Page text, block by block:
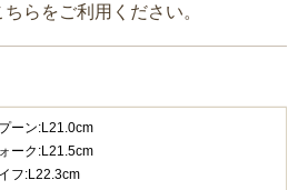
らをご利用ください。
ーン:L21.0cm
ーク:L21.5cm
フ:L22.3cm